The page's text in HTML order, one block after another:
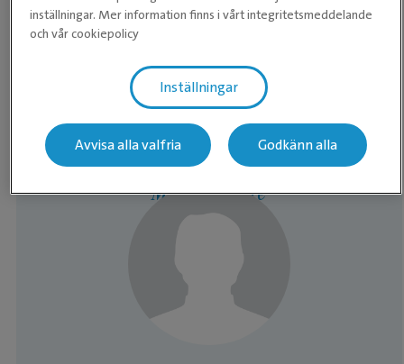
Torsdag
08:00 ­- 17:00
Söndag
Stängt
Medarbetare
inställningar. Mer information finns i vårt integritetsmeddelande
och vår cookiepolicy
Inställningar
Avvisa alla valfria Godkänn alla